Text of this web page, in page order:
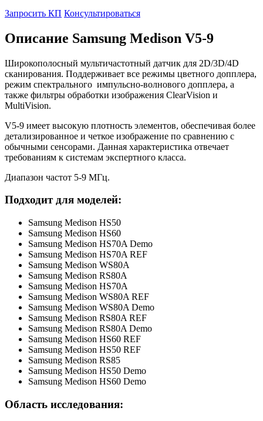
Запросить КП Консультироваться
Описание Samsung Medison V5-9
Широкополосный мультичастотный датчик для 2D/3D/4D
сканирования. Поддерживает все режимы цветного допплера,
режим спектрального импульсно-волнового допплера, а
также фильтры обработки изображения ClearVision и
MultiVision.
V5-9 имеет высокую плотность элементов, обеспечивая более
детализированное и четкое изображение по сравнению с
обычными сенсорами. Данная характеристика отвечает
требованиям к системам экспертного класса.
Диапазон частот 5-9 МГц.
Подходит для моделей:
Samsung Medison HS50
Samsung Medison HS60
Samsung Medison HS70A Demo
Samsung Medison HS70A REF
Samsung Medison WS80A
Samsung Medison RS80A
Samsung Medison HS70A
Samsung Medison WS80A REF
Samsung Medison WS80A Demo
Samsung Medison RS80A REF
Samsung Medison RS80A Demo
Samsung Medison HS60 REF
Samsung Medison HS50 REF
Samsung Medison RS85
Samsung Medison HS50 Demo
Samsung Medison HS60 Demo
Область исследования: